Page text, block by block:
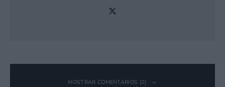
MOSTRAR COMENTARIOS (2)